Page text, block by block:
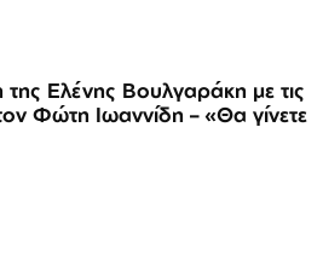
Ελένης Βουλγαράκη με τις
Φώτη Ιωαννίδη – «Θα γίνετε